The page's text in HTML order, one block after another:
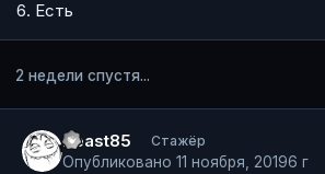
6. Есть
2 недели спустя...
Beast85 Стажёр
Опубликовано 11 ноября, 20196 г